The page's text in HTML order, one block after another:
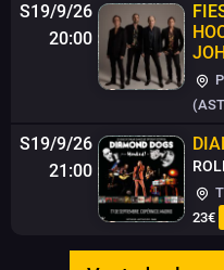
S19/9/26
20:00
S19/9/26
21:00
23€